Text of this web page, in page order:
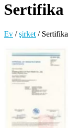
Sertifika
Ev /şirket / Sertifika